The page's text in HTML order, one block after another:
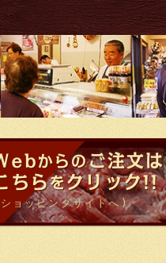
からのご注文は
ちらをクリック!!
ョッピングサイトへ)